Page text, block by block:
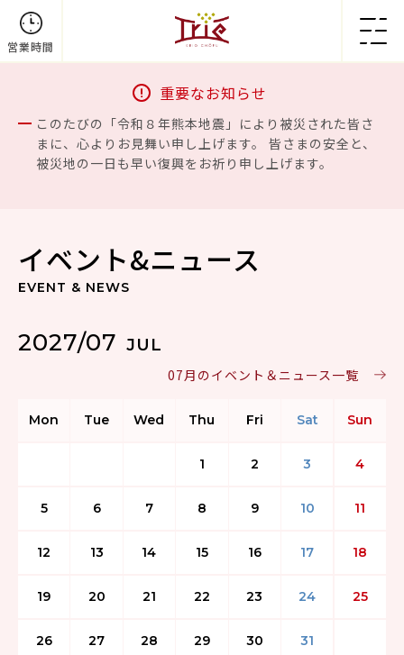
営業時間
重要なお知らせ
このたびの「令和８年熊本地震」により被災された皆さ
まに、心よりお見舞い申し上げます。 皆さまの安全と、
被災地の一日も早い復興をお祈り申し上げます。
イベント&ニュース
EVENT & NEWS
2027/07 JUL
07月のイベント＆ニュース一覧
Mon Tue Wed Thu Fri Sat Sun
1 2 3 4
5 6 7 8 9 10 11
12 13 14 15 16 17 18
19 20 21 22 23 24 25
26 27 28 29 30 31